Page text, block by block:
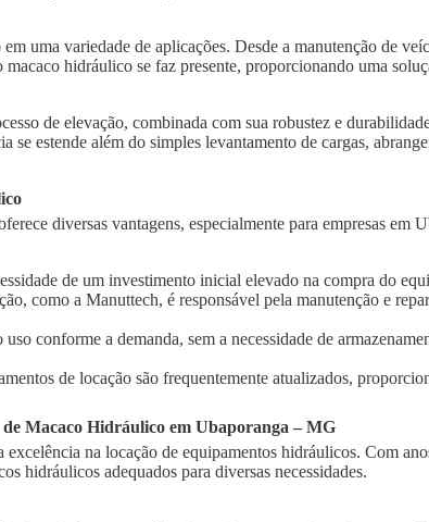
uma variedade de aplicações. Desde a manutenção de
hidráulico se faz presente, proporcionando uma
de elevação, combinada com sua robustez e
se estende além do simples levantamento de cargas,
diversas vantagens, especialmente para empresas em
de um investimento inicial elevado na compra do
como a Manuttech, é responsável pela manutenção e
conforme a demanda, sem a necessidade de
de locação são frequentemente atualizados,
Macaco Hidráulico em Ubaporanga – MG
na locação de equipamentos hidráulicos. Com
hidráulicos adequados para diversas necessidades.